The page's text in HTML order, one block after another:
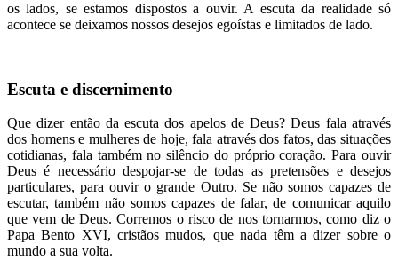
os lados, se estamos dispostos a ouvir. A escuta da realidade só
acontece se deixamos nossos desejos egoístas e limitados de lado.
Escuta e discernimento
Que dizer então da escuta dos apelos de Deus? Deus fala através
dos homens e mulheres de hoje, fala através dos fatos, das situações
cotidianas, fala também no silêncio do próprio coração. Para ouvir
Deus é necessário despojar-se de todas as pretensões e desejos
particulares, para ouvir o grande Outro. Se não somos capazes de
escutar, também não somos capazes de falar, de comunicar aquilo
que vem de Deus. Corremos o risco de nos tornarmos, como diz o
Papa Bento XVI, cristãos mudos, que nada têm a dizer sobre o
mundo a sua volta.